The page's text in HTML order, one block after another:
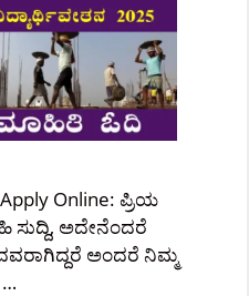
Online: ಪ್ರಿಯ
ಸುದ್ದಿ, ಅದೇನೆಂದರೆ
ಅಂದರೆ ನಿಮ್ಮ